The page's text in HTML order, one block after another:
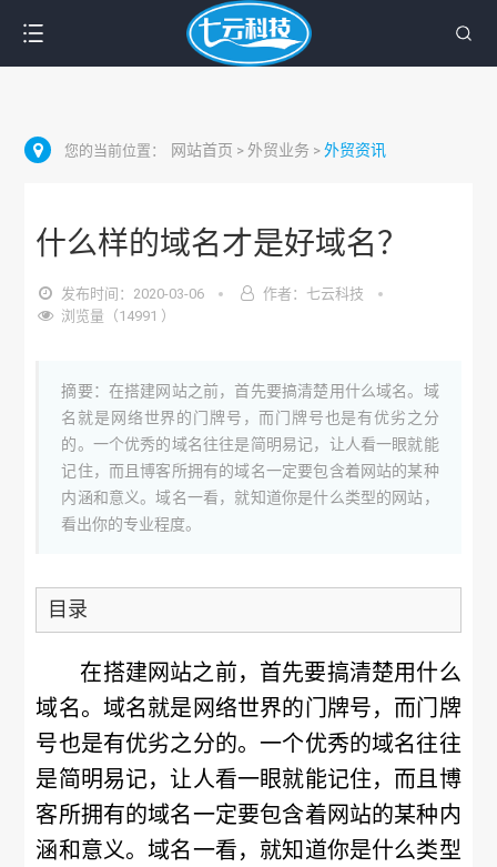
您的当前位置： 网站首页 > 外贸业务 >外贸资讯
什么样的域名才是好域名？
发布时间：2020-03-06
作者：七云科技
浏览量（14991 ）
摘要：在搭建网站之前，首先要搞清楚用什么域名。域
名就是网络世界的门牌号，而门牌号也是有优劣之分
的。一个优秀的域名往往是简明易记，让人看一眼就能
记住，而且博客所拥有的域名一定要包含着网站的某种
内涵和意义。域名一看，就知道你是什么类型的网站，
看出你的专业程度。
目录
在搭建网站之前，首先要搞清楚用什么
域名。域名就是网络世界的门牌号，而门牌
号也是有优劣之分的。一个优秀的域名往往
是简明易记，让人看一眼就能记住，而且博
客所拥有的域名一定要包含着网站的某种内
涵和意义。域名一看，就知道你是什么类型